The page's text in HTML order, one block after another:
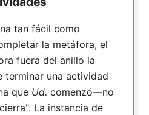
tan fácil como
la metáfora, el
fuera del anillo la
terminar una actividad
que Ud. comenzó—no
La instancia de